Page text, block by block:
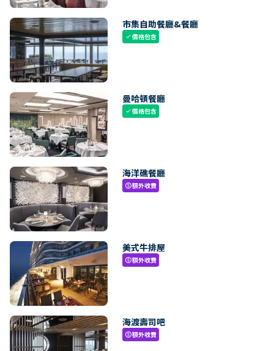
市集自助餐廳&餐廳
check價格包含
曼哈頓餐廳
check價格包含
海洋礁餐廳
paid額外收費
美式牛排屋
paid額外收費
海渡壽司吧
paid額外收費